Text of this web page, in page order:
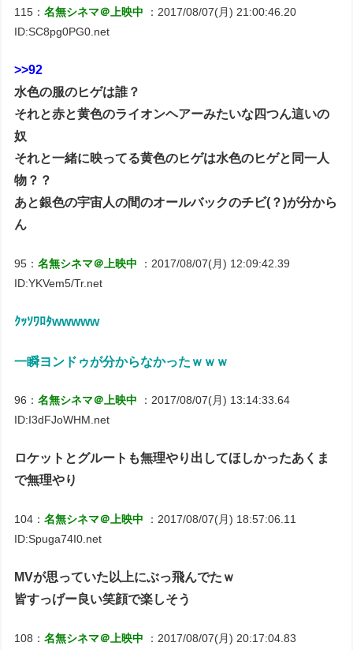
115：名無シネマ＠上映中
：2017/08/07(月) 21:00:46.20
ID:SC8pg0PG0.net
>>92
水色の服のヒゲは誰？
それと赤と黄色のライオンヘアーみたいな四つん這いの
奴
それと一緒に映ってる黄色のヒゲは水色のヒゲと同一人
物？？
あと銀色の宇宙人の間のオールバックのチビ(？)が分から
ん
95：名無シネマ＠上映中
：2017/08/07(月) 12:09:42.39
ID:YKVem5/Tr.net
ｸｯｿﾜﾛﾀwwwww
一瞬ヨンドゥが分からなかったｗｗｗ
96：名無シネマ＠上映中
：2017/08/07(月) 13:14:33.64
ID:I3dFJoWHM.net
ロケットとグルートも無理やり出してほしかったあくま
で無理やり
104：名無シネマ＠上映中
：2017/08/07(月) 18:57:06.11
ID:Spuga74I0.net
MVが思っていた以上にぶっ飛んでたｗ
皆すっげー良い笑顔で楽しそう
108：名無シネマ＠上映中
：2017/08/07(月) 20:17:04.83